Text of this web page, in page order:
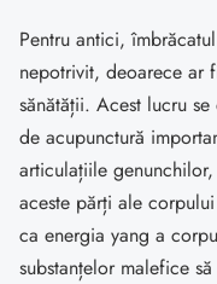
Pentru antici,
nepotrivit, deoarece ar
sănătății. Acest lucru
de acupunctură
articulațiile
aceste părți ale
ca energia yang a
substanțelor malefice